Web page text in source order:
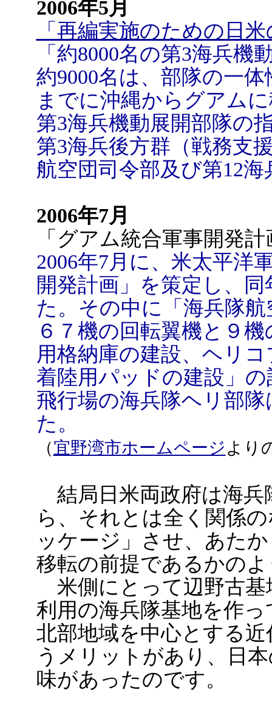
2006年5月
「再編実施のための日
「約8000名の第3海兵
約9000名は、部隊の一
までに沖縄からグアム
第3海兵機動展開部隊の
第3海兵後方群（戦務支
航空団司令部及び第12
2006年7月
「グアム統合軍事開発計
2006年7月に、米太平洋
開発計画」を策定し、
た。その中に「海兵隊
６７機の回転翼機と９
用格納庫の建設、ヘリ
着陸用パッドの建設」
飛行場の海兵隊ヘリ部
た。
（宜野湾市ホームページより
結局日米両政府は海兵
ら、それとは全く関係
ッケージ」させ、あた
移転の前提であるかの
米側にとって辺野古基
利用の海兵隊基地を作
北部地域を中心とする
うメリットがあり、日
味があったのです。